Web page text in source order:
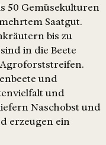
50 Gemüsekulturen
Saatgut.
bis zu
in die Beete
und
und
Naschobst und
erzeugen ein